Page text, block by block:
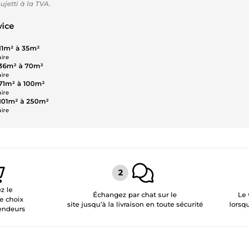
à la TVA.
à 35m²
à 70m²
à 100m²
à 250m²
le
choix
Échangez par chat sur le
site jusqu’à la livraison en toute sécurité
Le